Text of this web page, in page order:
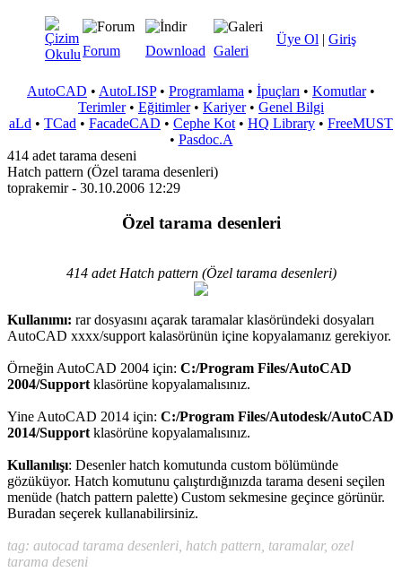
Üye Ol | Giriş
Forum Download Galeri
AutoCAD • AutoLISP• Programlama • İpuçları • Komutlar•
Terimler• Eğitimler• Kariyer• Genel Bilgi
aLd • TCad • FacadeCAD • Cephe Kot • HQ Library • FreeMUST
• Pasdoc.A
414 adet tarama deseni
Hatch pattern (Özel tarama desenleri)
toprakemir - 30.10.2006 12:29
Özel tarama desenleri
414 adet Hatch pattern (Özel tarama desenleri)
Kullanımı: rar dosyasını açarak taramalar klasöründeki dosyaları
AutoCAD xxxx/support kalasörünün içine kopyalamanız gerekiyor.
Örneğin AutoCAD 2004 için: C:/Program Files/AutoCAD
2004/Supportklasörüne kopyalamalısınız.
Yine AutoCAD 2014 için: C:/Program Files/Autodesk/AutoCAD
2014/Supportklasörüne kopyalamalısınız.
Kullanılışı: Desenler hatch komutunda custom bölümünde
gözüküyor. Hatch komutunu çalıştırdığınızda tarama deseni seçilen
menüde (hatch pattern palette) Custom sekmesine geçince görünür.
Buradan seçerek kullanabilirsiniz.
tag: autocad tarama desenleri, hatch pattern, taramalar, ozel
tarama deseni